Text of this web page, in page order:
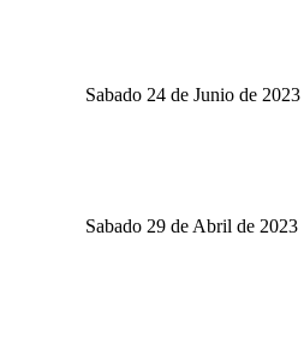
Sabado 24 de Junio de 2023
Sabado 29 de Abril de 2023